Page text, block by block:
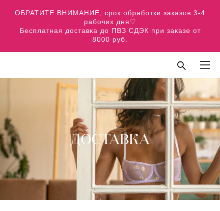
ОБРАТИТЕ ВНИМАНИЕ, срок обработки заказов 3-4
рабочих дня♡
Бесплатная доставка до ПВЗ СДЭК при заказе от
8000 руб.
ДОСТАВКА